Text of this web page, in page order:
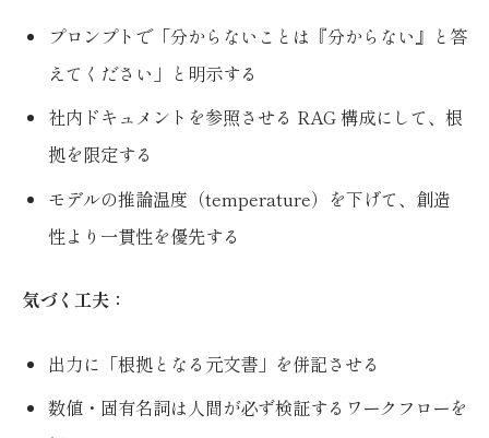
プロンプトで「分からないことは『分からない』と答
えてください」と明示する
社内ドキュメントを参照させる RAG 構成にして、根
拠を限定する
モデルの推論温度（temperature）を下げて、創造
性より一貫性を優先する
気づく工夫：
出力に「根拠となる元文書」を併記させる
数値・固有名詞は人間が必ず検証するワークフローを